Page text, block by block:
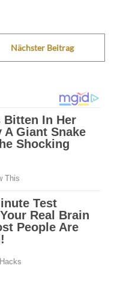
Nächster Beitrag